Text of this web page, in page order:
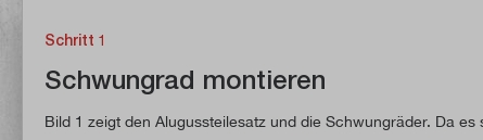
Schritt 1
Schwungrad montieren
Bild 1 zeigt den Alugussteilesatz und die Schwungräder. Da